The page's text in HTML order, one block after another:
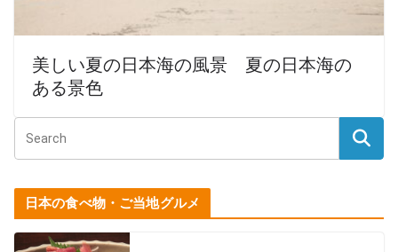
美しい夏の日本海の風景 夏の日本海の
ある景色
日本の食べ物・ご当地グルメ